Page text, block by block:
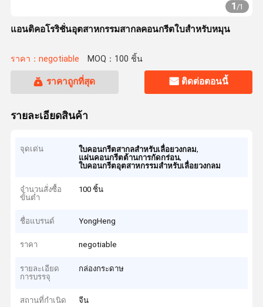
1/1
แอนติคอโรริชั่นอุตสาหกรรมสากลคอนกรีตใบสําหรับหมุน
ราคา：negotiable MOQ：100 ชิ้น
ราคาถูกที่สุด ติดต่อตอนนี้
รายละเอียดสินค้า
จุดเด่น ใบคอนกรีตสากลสําหรับเลื่อยวงกลม,
แผ่นคอนกรีตต้านการกัดกร่อน,
ใบคอนกรีตอุตสาหกรรมสําหรับเลื่อยวงกลม
จำนวนสั่งซื้อ
ขั้นต่ำ
100 ชิ้น
ชื่อแบรนด์ YongHeng
ราคา negotiable
รายละเอียด
การบรรจุ
กล่องกระดาษ
สถานที่กำเนิด จีน